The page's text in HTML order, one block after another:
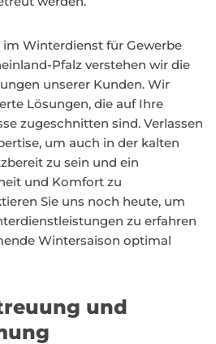
Winterdienst für Gewerbe
Pfalz verstehen wir die
unserer Kunden. Wir
Lösungen, die auf Ihre
zugeschnitten sind. Verlassen
um auch in der kalten
zu sein und ein
und Komfort zu
Sie uns noch heute, um
zu erfahren
Wintersaison optimal
und